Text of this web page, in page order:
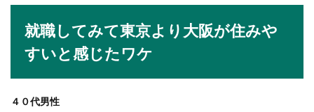
人が...
公務員の志望動機の書き方のコツやポ
イント地元以外を受ける場合
就職してみて東京より大阪が住みや
すいと感じたワケ
４０代男性